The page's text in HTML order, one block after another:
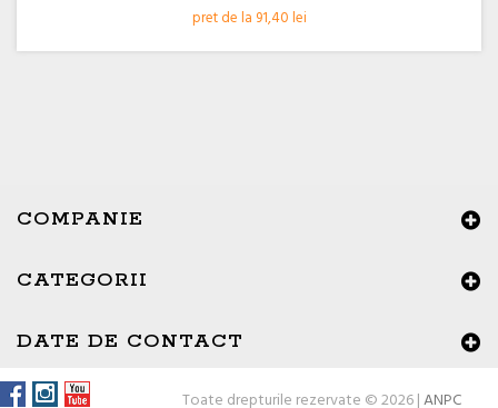
pret de la 91,40 lei
COMPANIE
CATEGORII
DATE DE CONTACT
Toate drepturile rezervate © 2026 |ANPC